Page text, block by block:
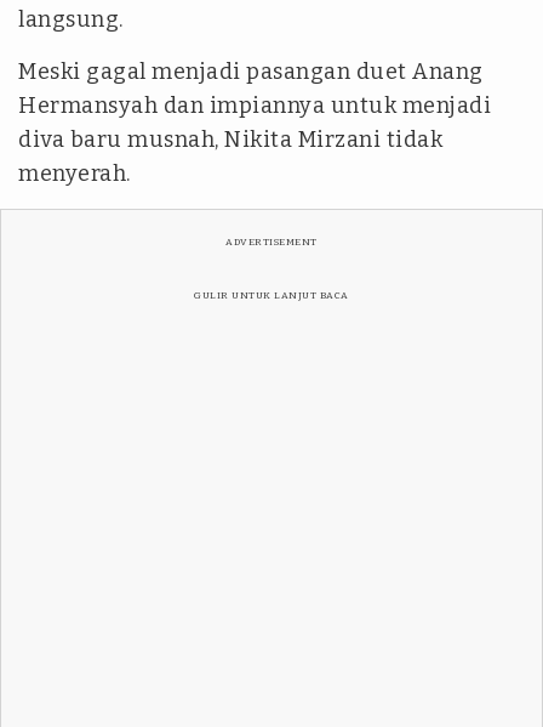
langsung.
Meski gagal menjadi pasangan duet Anang
Hermansyah dan impiannya untuk menjadi
diva baru musnah, Nikita Mirzani tidak
menyerah.
ADVERTISEMENT
GULIR UNTUK LANJUT BACA